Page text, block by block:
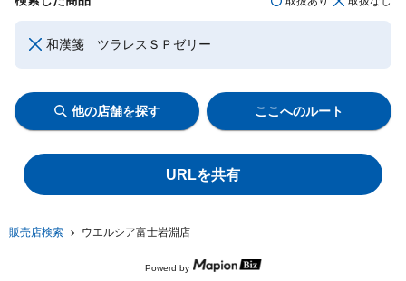
販売店検索 ウエルシア富士岩淵店
和漢箋 ツラレスＳＰゼリー
他の店舗を探す ここへのルート
URLを共有
Powerd by